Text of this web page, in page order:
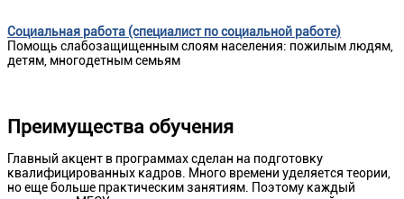
Социальная работа (специалист по социальной работе)
Помощь слабозащищенным слоям населения: пожилым людям,
детям, многодетным семьям
Преимущества обучения
Главный акцент в программах сделан на подготовку
квалифицированных кадров. Много времени уделяется теории,
но еще больше практическим занятиям. Поэтому каждый